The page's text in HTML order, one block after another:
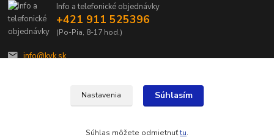
Info a telefonické objednávky
+421 911 525396
(Po-Pia, 8-17 hod.)
info@kvk.sk
Nastavenia Súhlasím
Súhlas môžete odmietnuťtu.